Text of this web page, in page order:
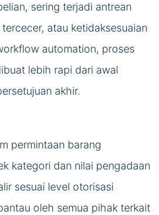
sering terjadi antrean
atau ketidaksesuaian
automation, proses
lebih rapi dari awal
akhir.
permintaan barang
kategori dan nilai pengadaan
sesuai level otorisasi
oleh semua pihak terkait